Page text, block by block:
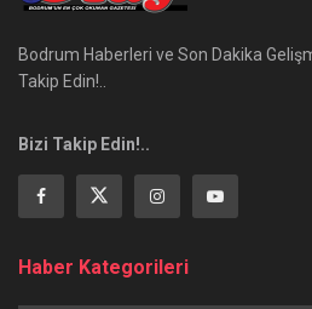
Bodrum Haberleri ve Son Dakika
Takip Edin!..
Bizi Takip Edin!..
Haber Kategorileri